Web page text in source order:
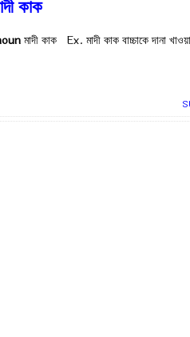
কাক
মাদী কাক Ex. মাদী কাক বাচ্চাকে দানা